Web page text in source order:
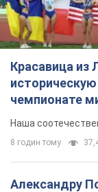
Красавица из
чемпионате
Видео
Наша
8 годин тому
Александру